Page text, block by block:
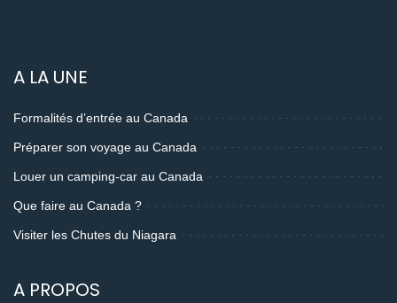
A LA UNE
Formalités d’entrée au Canada
Préparer son voyage au Canada
Louer un camping-car au Canada
Que faire au Canada ?
Visiter les Chutes du Niagara
A PROPOS